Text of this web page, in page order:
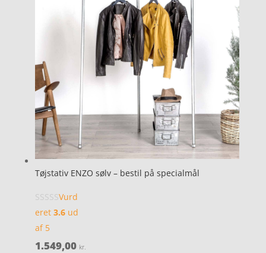
Tøjstativ ENZO sølv – bestil på specialmål
Vurd
eret 3.6ud
af 5
1.549,00 kr.